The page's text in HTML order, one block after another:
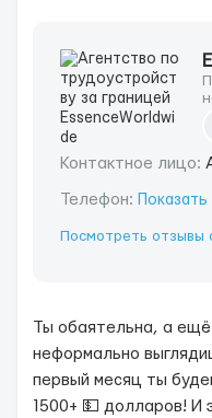
Контактное лицо:
Телефон:
Посмотреть
Ты обаятельна, а
неформально
первый месяц ты
1500+ 💵 долларов!